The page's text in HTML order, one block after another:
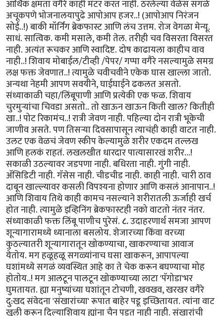
आर्थिक क्षमता वगैरे काही मॅटर करत नाही. ठरलेल्या वेळेस सगळे
अचूकपणे भोजनालयापुढे आपोआप हजर..! (आपोआप निरंजन
सोई..!) बाकी मॉर्निंग ब्रेकफास्ट आणि लंच उत्तम. रोज वेगळा मेन्यू.
साधं. सात्विक. कमी मसाले, कमी तेल. तरीही चव विसरता विसरत
नाही. अत्यंत रूचकर आणि स्वादिष्ट. दोष काढायला काहीच वाव
नाही..! शिवाय मोबाईल/टीव्ही /पेपर/ गप्पा वगैरे नसल्यामुळे समग्र
लक्ष फक्त जेवणात.‌‌.! त्यामुळे चवीचवीने एकेक घास खाल्ला जातो.
अन्यथा नेहमी आपण सवयीने, घाईघाईने ढकलत असतो.
संध्याकाळी चहा/लिंबूपाणी आणि प्रत्येकी एक फळ. शिवाय
चुरमुऱ्यांचा चिवडा असतो.. तो खाऊन खाऊन किती खाल? कितीही
खा..! पोट रिकामंच..! रात्री जेवण नाही. पहिल्या दोन रात्री भूकेची
जाणीव असते. पण तिसऱ्या दिवसापासून त्याचंही काही वाटत नाही.
उलट एक वेळचं जेवण स्कीप केल्यामुळे शरीर एकदम तल्लख
आणि हलकं राहतं. लखलखीत धारदार पात्यासारखं शरीर...!
सकाळी उठल्यावर जडपणा नाही. बधिरता नाही. गुंगी नाही.
ॲसिडिटी नाही. गॅसेस नाही. चीडचीड नाही. काही नाही. चारी ठाव
दाबून खाल्ल्यावर कसली विपश्यना होणार आणि कसलं आनापान..!
आणि शिवाय तिथे काही कामच नसल्याने शरीरातली ऊर्जाही खर्च
होत नाही. त्यामुळे इव्हिनिंग ब्रेकफास्टही नको वाटतो नंतर नंतर.
संध्याकाळी फक्त लिंबू पाणीच पुरेसं.८.उदाहरणार्थ समजा आपण
शून्यागारामध्ये ध्यानाला बसलोय. शेजारच्या किंवा वरच्या
कुठल्यातरी शून्यागारातून खोकण्याचा, खाकरण्याचा आवाज
येतोय. मग हळूहळू सगळ्यांनाच घसा खाकरून, आपापल्या
घशांमध्ये सगळं व्यवस्थित आहे का ते चेक करून बघण्याचा मोह
होतोय..! मग आलटून पालटून खोकण्याच्या लाटा 'पॅगोडा'भर
घुमतायत. ह्या मनुष्यांच्या घशांतून टोचणी, खवखव, खरखर वगैरे
दु:खद संवेदना 'संखारांच्या' रूपात बाहेर पडू इच्छितायत. त्यांना वाट
खुली करून दिल्याशिवाय ह्यांना चैन पडत नाही नाही. संखारांची